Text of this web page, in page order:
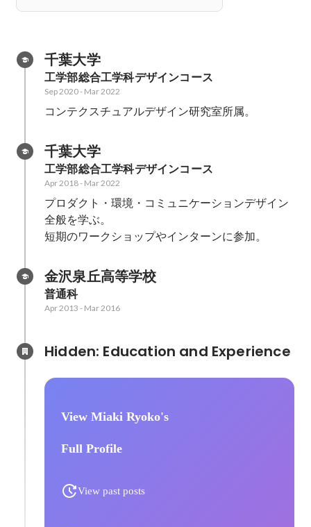
千葉大学
工学部総合工学科デザインコース
Sep 2020- Mar 2022
コンテクスチュアルデザイン研究室所属。
千葉大学
工学部総合工学科デザインコース
Apr 2018- Mar 2022
プロダクト・環境・コミュニケーションデザイン
全般を学ぶ。
短期のワークショップやインターンに参加。
金沢泉丘高等学校
普通科
Apr 2013 - Mar 2016
View Miaki Ryoko's
Full Profile
View past posts